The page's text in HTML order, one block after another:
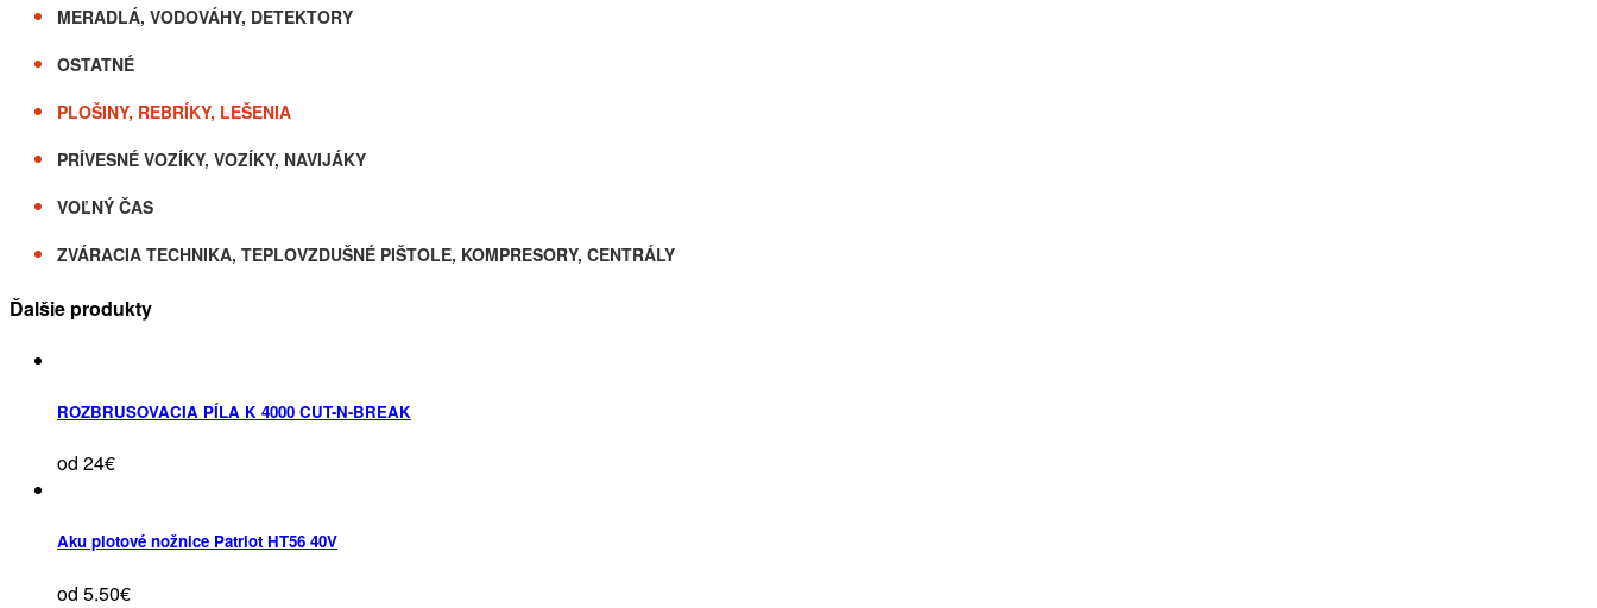
MERADLÁ, VODOVÁHY, DETEKTORY
OSTATNÉ
PLOŠINY, REBRÍKY, LEŠENIA
PRÍVESNÉ VOZÍKY, VOZÍKY, NAVIJÁKY
VOĽNÝ ČAS
ZVÁRACIA TECHNIKA, TEPLOVZDUŠNÉ PIŠTOLE, KOMPRESORY, CENTRÁLY
Ďalšie produkty
ROZBRUSOVACIA PÍLA K 4000 CUT-N-BREAK
od 24€
Aku plotové nožnice Patriot HT56 40V
od 5.50€